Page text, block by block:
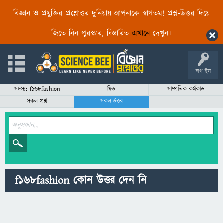
বিজ্ঞান ও প্রযুক্তির প্রশ্নোত্তর দুনিয়ায় আপনাকে স্বাগতম! প্রশ্ন-উত্তর দিয়ে
জিতে নিন পুরস্কার, বিস্তারিত এখানেদেখুন।
লগ ইন
সদস্যঃ f168fashion ফিড
সাম্প্রতিক কর্মকান্ড
সকল প্রশ্ন
সকল উত্তর
f168fashion কোন উত্তর দেন নি